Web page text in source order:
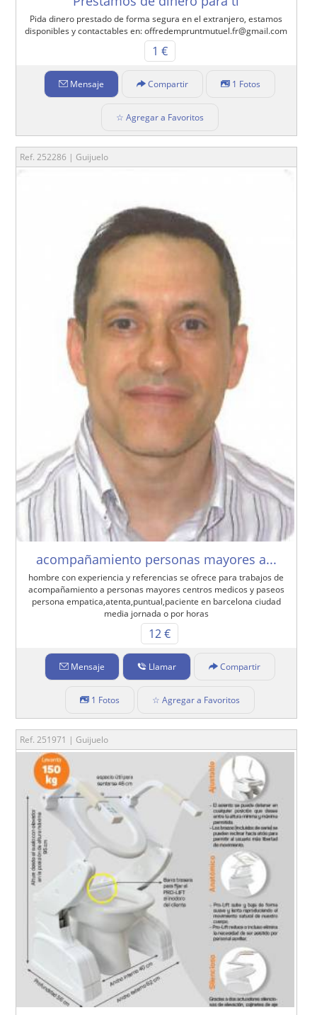
Pida dinero prestado de forma segura en el extranjero, estamos
disponibles y contactables en: offredempruntmutuel.fr@gmail.com
1 €
Mensaje Compartir 1 Fotos
☆ Agregar a Favoritos
Ref. 252286 | Guijuelo
acompañamiento personas mayores a...
hombre con experiencia y referencias se ofrece para trabajos de
acompañamiento a personas mayores centros medicos y paseos
persona empatica,atenta,puntual,paciente en barcelona ciudad
media jornada o por horas
12 €
Mensaje Llamar Compartir
1 Fotos ☆ Agregar a Favoritos
Ref. 251971 | Guijuelo